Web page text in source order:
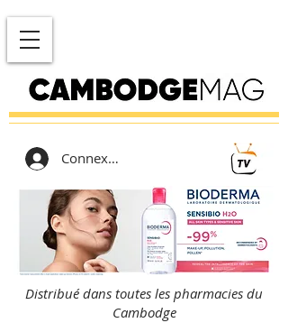
Connexion
Distribué dans toutes les pharmacies du
Cambodge